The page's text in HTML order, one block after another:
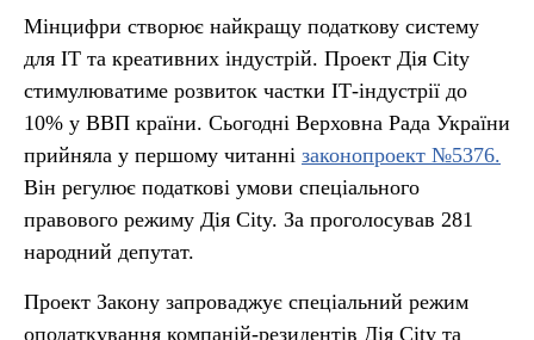
Мінцифри створює найкращу податкову систему
для IT та креативних індустрій. Проект Дія City
стимулюватиме розвиток частки ІТ-індустрії до
10% у ВВП країни. Сьогодні Верховна Рада України
прийняла у першому читанні законопроект №5376.
Він регулює податкові умови спеціального
правового режиму Дія City. За проголосував 281
народний депутат.
Проект Закону запроваджує спеціальний режим
оподаткування компаній-резидентів Дія City та